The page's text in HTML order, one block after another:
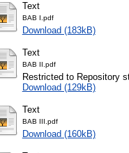
Text
BAB I.pdf
Download (183kB)
Text
BAB II.pdf
Restricted to Repository
Download (129kB)
Text
BAB III.pdf
Download (160kB)